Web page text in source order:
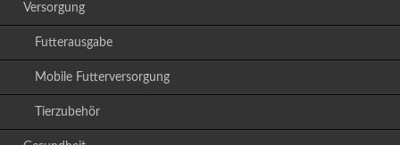
Versorgung
Futterausgabe
Mobile Futterversorgung
Tierzubehör